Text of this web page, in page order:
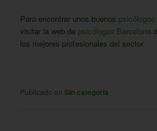
Para encontrar unos buenos
visitar la web de psicólogos Barcelona
los mejores profesionales del sector.
Publicado en Sin categoría